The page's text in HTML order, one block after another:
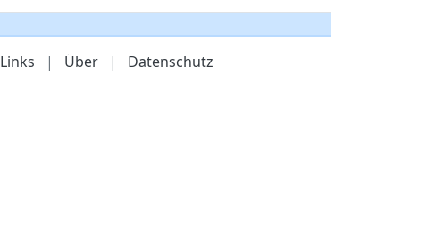
Links | Über | Datenschutz